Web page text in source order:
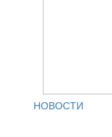
НОВОСТИ